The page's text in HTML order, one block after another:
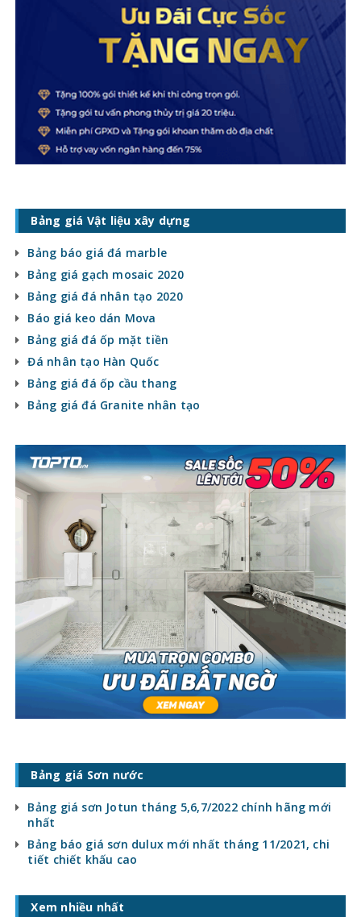
Bảng giá Vật liệu xây dựng
Bảng báo giá đá marble
Bảng giá gạch mosaic 2020
Bảng giá đá nhân tạo 2020
Báo giá keo dán Mova
Bảng giá đá ốp mặt tiền
Đá nhân tạo Hàn Quốc
Bảng giá đá ốp cầu thang
Bảng giá đá Granite nhân tạo
Bảng giá Sơn nước
Bảng giá sơn Jotun tháng 5,6,7/2022 chính hãng mới
nhất
Bảng báo giá sơn dulux mới nhất tháng 11/2021, chi
tiết chiết khấu cao
Xem nhiều nhất